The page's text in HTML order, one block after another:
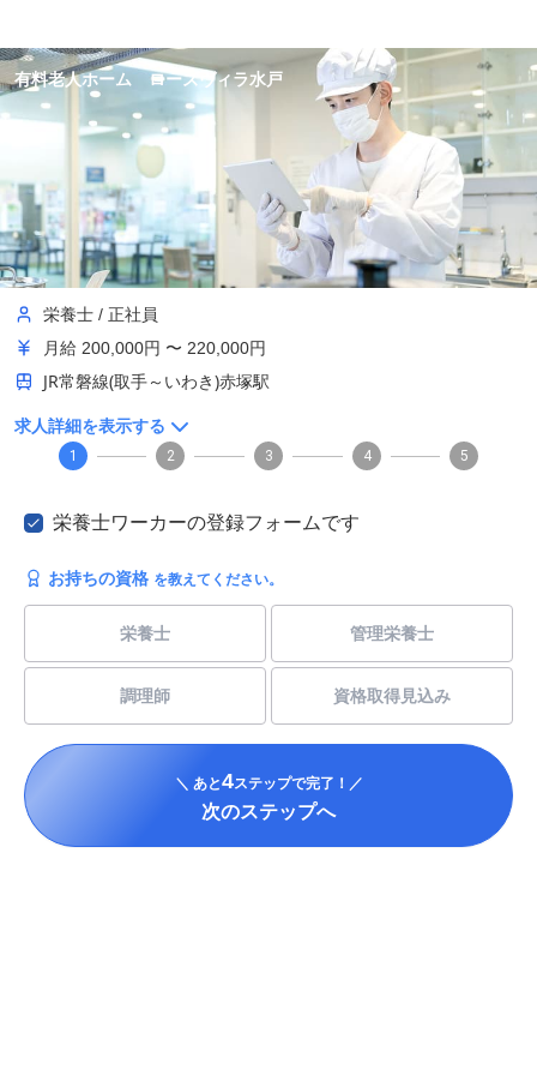
有料老人ホーム ローズヴィラ水戸
栄養士 / 正社員
月給 200,000円 〜 220,000円
JR常磐線(取手～いわき)赤塚駅
求人詳細を表示する
1 2 3 4 5
栄養士ワーカーの登録フォームです
お持ちの資格 を教えてください。
栄養士 管理栄養士
調理師 資格取得見込み
＼ あと4ステップで完了！／
次のステップへ